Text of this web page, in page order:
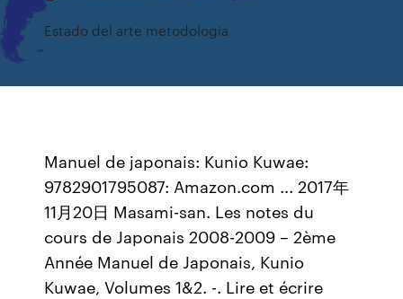
Estado del arte metodologia
Manuel de japonais: Kunio Kuwae:
9782901795087: Amazon.com ... 2017年
11月20日 Masami-san. Les notes du
cours de Japonais 2008-2009 – 2ème
Année Manuel de Japonais, Kunio
Kuwae, Volumes 1&2. -. Lire et écrire